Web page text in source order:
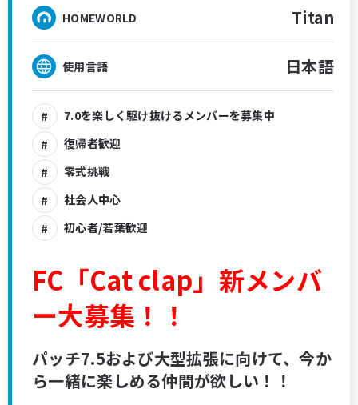
HOMEWORLD Titan
使用言語 日本語
7.0を楽しく駆け抜けるメンバーを募集中
復帰者歓迎
零式挑戦
社会人中心
初心者/若葉歓迎
FC「Cat clap」新メンバ
ー大募集！！
パッチ7.5および大型拡張に向けて、今か
ら一緒に楽しめる仲間が欲しい！！